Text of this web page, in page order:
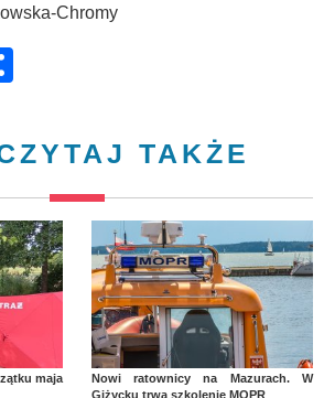
Chromy
TAKŻE
maja
Nowi ratownicy na Mazurach. W
Giżycku trwa szkolenie MOPR